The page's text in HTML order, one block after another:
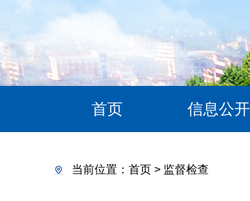
首页 信息公开
当前位置： 首页 > 监督检查